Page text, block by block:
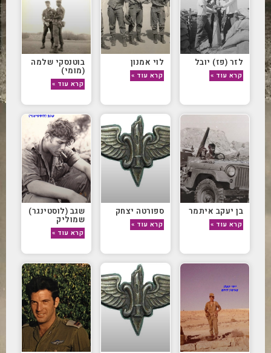
לזר (פז) יובל
קרא עוד »
לוי אמנון
קרא עוד »
בוטנסקי שלמה
(מומי)
קרא עוד »
בן יעקב איתמר
קרא עוד »
ספורטה יצחק
קרא עוד »
שגב (לוסטינגר)
שמוליק
קרא עוד »